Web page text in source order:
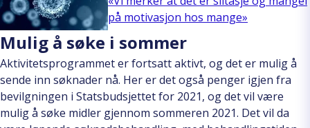
på motivasjon hos mange»
Mulig å søke i sommer
Aktivitetsprogrammet er fortsatt aktivt, og det er mulig å
sende inn søknader nå. Her er det også penger igjen fra
bevilgningen i Statsbudsjettet for 2021, og det vil være
mulig å søke midler gjennom sommeren 2021. Det vil da